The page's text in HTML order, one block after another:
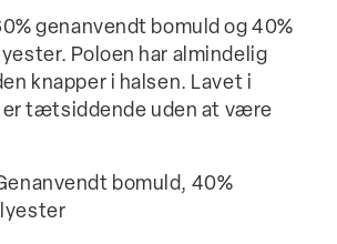
genanvendt bomuld og 40%
Poloen har almindelig
knapper i halsen. Lavet i
er tætsiddende uden at være
bomuld, 40%